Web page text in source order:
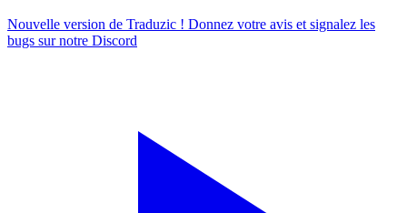
Nouvelle version de Traduzic ! Donnez votre avis et signalez les
bugs sur notre Discord